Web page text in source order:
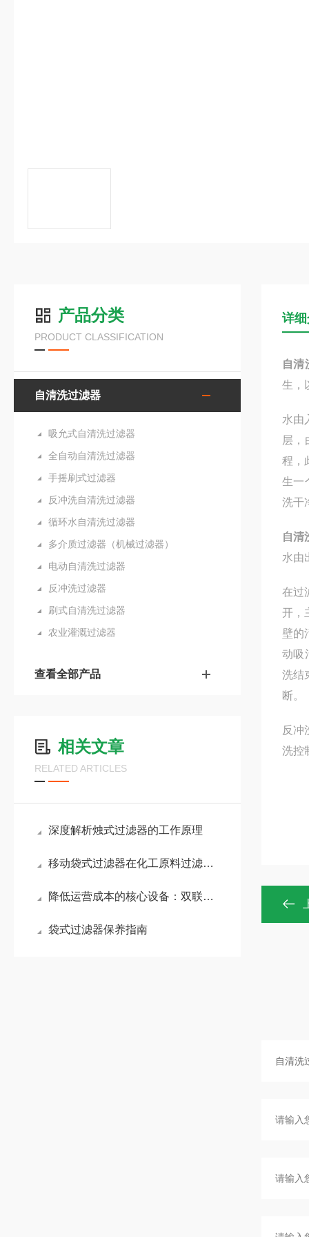
产品分类
PRODUCT CLASSIFICATION
自清洗过滤器
吸允式自清洗过滤器
全自动自清洗过滤器
手摇刷式过滤器
反冲洗自清洗过滤器
循环水自清洗过滤器
多介质过滤器（机械过滤器）
电动自清洗过滤器
反冲洗过滤器
刷式自清洗过滤器
农业灌溉过滤器
查看全部产品
相关文章
RELATED ARTICLES
深度解析烛式过滤器的工作原理
移动袋式过滤器在化工原料过滤中的耐腐蚀性能分析
降低运营成本的核心设备：双联袋式过滤器应用详解
袋式过滤器保养指南
详
自清
生，
水由
层，
程，
生一
洗干
自清
水由
在过
开，
壁的
动吸
洗结
断。
反冲
洗控